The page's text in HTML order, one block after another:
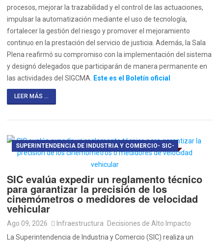
procesos, mejorar la trazabilidad y el control de las actuaciones,
impulsar la automatización mediante el uso de tecnología,
fortalecer la gestión del riesgo y promover el mejoramiento
continuo en la prestación del servicio de justicia. Además, la Sala
Plena reafirmó su compromiso con la implementación del sistema
y designó delegados que participarán de manera permanente en
las actividades del SIGCMA.
Este es el Boletín oficial
LEER MÁS ...
SUPERINTENDENCIA DE INDUSTRIA Y COMERCIO- SIC-
SIC evalúa expedir un reglamento técnico
para garantizar la precisión de los
cinemómetros o medidores de velocidad
vehicular
Ago 09, 2026 Infraestructura
Decisiones de Alto Impacto
La Superintendencia de Industria y Comercio (SIC) realiza un